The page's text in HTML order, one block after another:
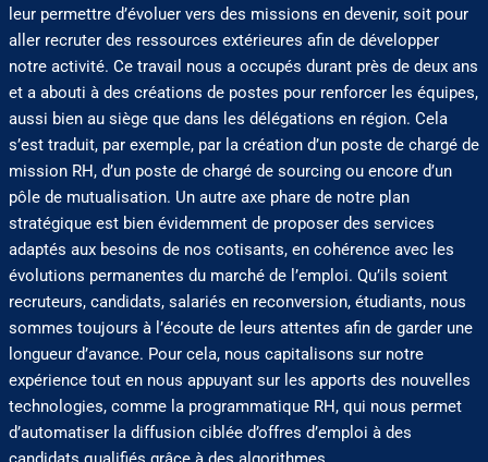
leur permettre d’évoluer vers des missions en devenir, soit pour
aller recruter des ressources extérieures afin de développer
notre activité. Ce travail nous a occupés durant près de deux ans
et a abouti à des créations de postes pour renforcer les équipes,
aussi bien au siège que dans les délégations en région. Cela
s’est traduit, par exemple, par la création d’un poste de chargé de
mission RH, d’un poste de chargé de sourcing ou encore d’un
pôle de mutualisation. Un autre axe phare de notre plan
stratégique est bien évidemment de proposer des services
adaptés aux besoins de nos cotisants, en cohérence avec les
évolutions permanentes du marché de l’emploi. Qu’ils soient
recruteurs, candidats, salariés en reconversion, étudiants, nous
sommes toujours à l’écoute de leurs attentes afin de garder une
longueur d’avance. Pour cela, nous capitalisons sur notre
expérience tout en nous appuyant sur les apports des nouvelles
technologies, comme la programmatique RH, qui nous permet
d’automatiser la diffusion ciblée d’offres d’emploi à des